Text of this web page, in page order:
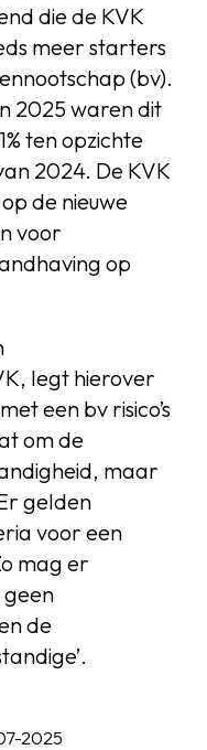
die de KVK
meer starters
(bv).
2025 waren dit
ten opzichte
2024. De KVK
de nieuwe
voor
op
legt hierover
een bv risico’s
om de
maar
gelden
voor een
mag er
geen
de
2025